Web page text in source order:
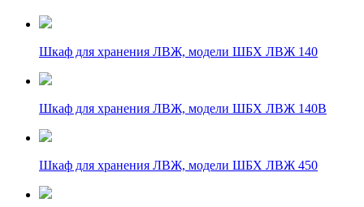
Шкаф для хранения ЛВЖ, модели ШБХ ЛВЖ 140
Шкаф для хранения ЛВЖ, модели ШБХ ЛВЖ 140В
Шкаф для хранения ЛВЖ, модели ШБХ ЛВЖ 450